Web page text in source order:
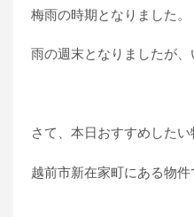
梅雨の時期となりました。
雨の週末となりましたが
さて、本日おすすめしたい
越前市新在家町にある物件